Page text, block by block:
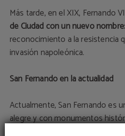
Más tarde, en el XIX, Fernando
de Ciudad con un nuevo
reconocimiento a la resistencia
invasión napoleónica.
San Fernando en la actualidad
Actualmente, San Fernando es
alegre y con monumentos